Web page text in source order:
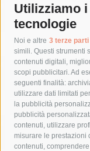
Utilizziamo
tecnologie
Noi e altre 3 terze parti
simili. Questi strumenti
contenuti digitali,
scopi pubblicitari. Ad
seguenti finalità:
utilizzare dati limitati
la pubblicità
pubblicità
contenuti, utilizzare
misurare le prestazioni
contenuti,
Tag
acqua allerta
area marina
Asl Napoli 3 sud
castellammare di
comune di sorrento